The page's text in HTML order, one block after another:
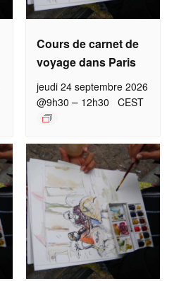
Cours de carnet de
voyage dans Paris
jeudi 24 septembre 2026
@9h30 – 12h30 CEST